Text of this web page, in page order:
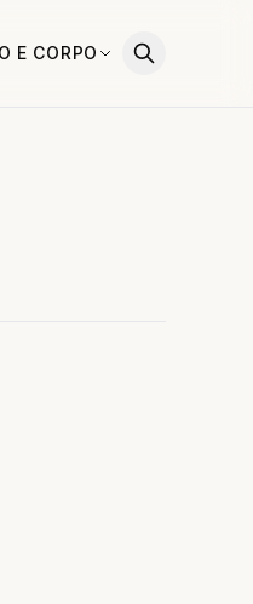
E CORPO